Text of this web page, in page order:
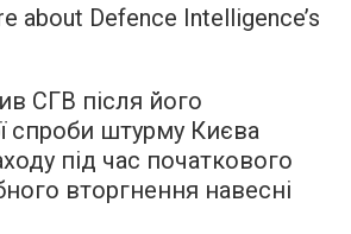
about Defence Intelligence’s
СГВ після його
спроби штурму Києва
під час початкового
вторгнення навесні